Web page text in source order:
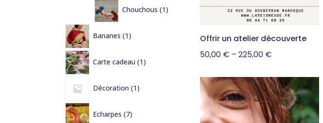
Chouchous 1
produit
Bananes 1
produit
Carte cadeau 1
produit
Décoration 1
produit
Echarpes 7
produits
Offrir un atelier découverte
50,00 € –225,00 €